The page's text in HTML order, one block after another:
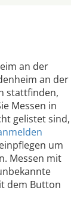
an der
an der
stattfinden,
Messen in
gelistet sind,
um
Messen mit
dem Button